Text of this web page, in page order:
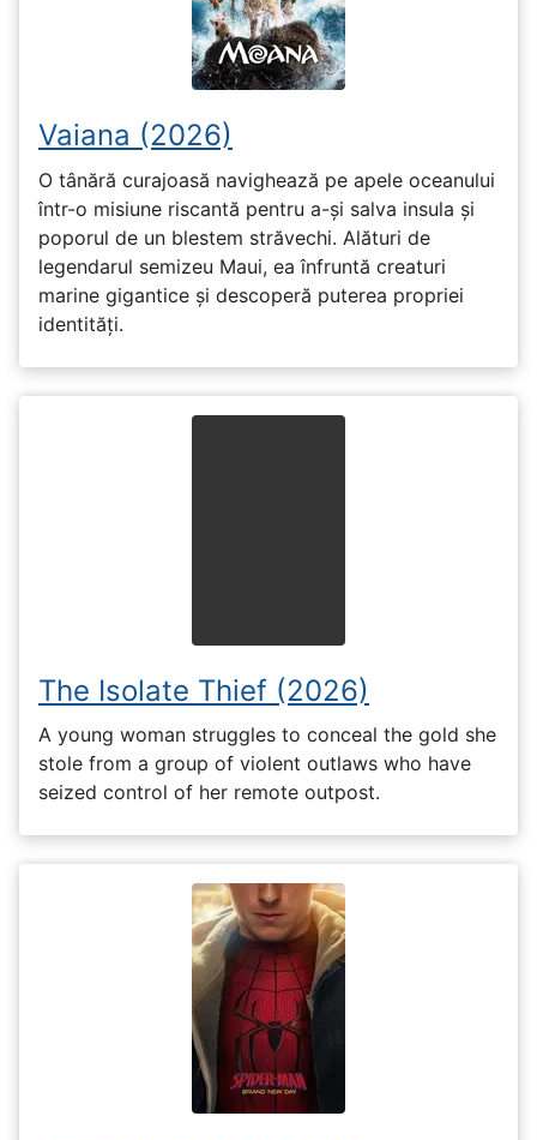
Vaiana (2026)
O tânără curajoasă navighează pe apele oceanului
într-o misiune riscantă pentru a-și salva insula și
poporul de un blestem străvechi. Alături de
legendarul semizeu Maui, ea înfruntă creaturi
marine gigantice și descoperă puterea propriei
identități.
The Isolate Thief (2026)
A young woman struggles to conceal the gold she
stole from a group of violent outlaws who have
seized control of her remote outpost.